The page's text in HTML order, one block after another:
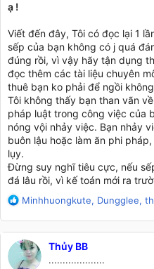
ạ !
Viết đến đây, Tôi có đọc lại 1
sếp của bạn không có j quá
đúng rồi, vì vậy hãy tận dụng
đọc thêm các tài liệu chuyên
thuê bạn ko phải để ngồi
Tôi không thấy bạn than vãn
pháp luật trong công việc của
nóng vội nhảy việc. Bạn nhảy
buôn lậu hoặc làm ăn phi
lụy.
Đừng suy nghĩ tiêu cực, nếu
đá lâu rồi, vì kế toán mới ra
R
a
c
t
i
Minhhuongkute, Dungglee,
Thủy BB
....................